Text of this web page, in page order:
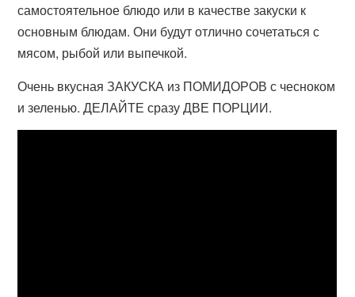
самостоятельное блюдо или в качестве закуски к
основным блюдам. Они будут отлично сочетаться с
мясом, рыбой или выпечкой.
Очень вкусная ЗАКУСКА из ПОМИДОРОВ с чесноком
и зеленью. ДЕЛАЙТЕ сразу ДВЕ ПОРЦИИ.